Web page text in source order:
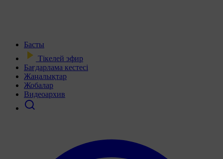
Басты
Тікелей эфир
Бағдарлама кестесі
Жаңалықтар
Жобалар
Видеоархив